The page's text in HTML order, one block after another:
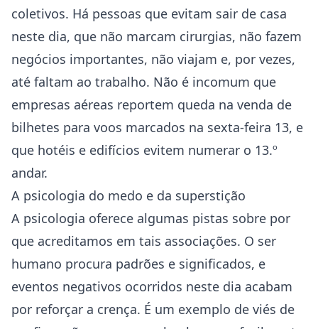
coletivos. Há pessoas que evitam sair de casa
neste dia, que não marcam cirurgias, não fazem
negócios importantes, não viajam e, por vezes,
até faltam ao trabalho. Não é incomum que
empresas aéreas reportem queda na venda de
bilhetes para voos marcados na sexta-feira 13, e
que hotéis e edifícios evitem numerar o 13.º
andar.
A psicologia do medo e da superstição
A psicologia oferece algumas pistas sobre por
que acreditamos em tais associações. O ser
humano procura padrões e significados, e
eventos negativos ocorridos neste dia acabam
por reforçar a crença. É um exemplo de viés de